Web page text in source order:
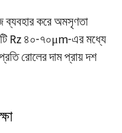
ব্যবহার করে অমসৃণতা
Rz ৪০-৭০μm-এর মধ্যে
রোলের দাম প্রায় দশ